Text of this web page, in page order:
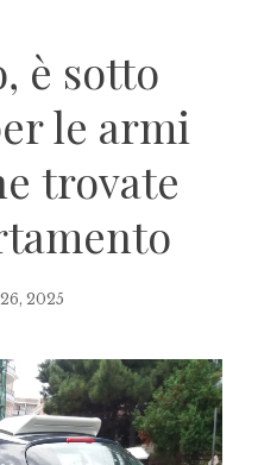
è sotto
le armi
trovate
2025